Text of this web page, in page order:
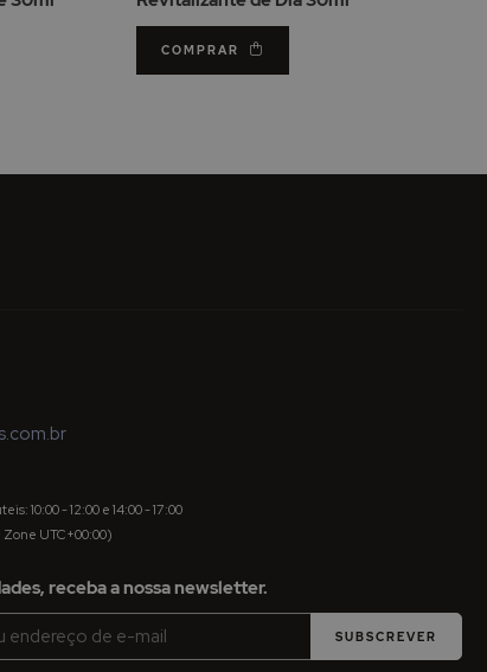
COMPRAR
10:00 - 12:00 e 14:00 - 17:00
UTC+00:00)
receba a nossa newsletter.
SUBSCREVER